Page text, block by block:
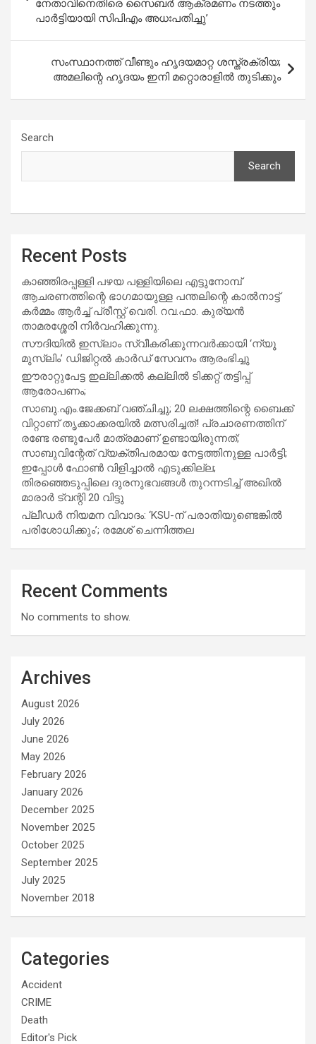
നേതാവിനെതിരെ സൈബർ ആക്രമണം നടത്തും
പാർട്ടിയായി സിപിഎം അധഃപതിച്ചു’
സംസ്ഥാനത്ത് വീണ്ടും ഹൃദയമാറ്റ ശസ്ത്രക്രിയ;
അമലിന്റെ ഹൃദയം ഇനി മറ്റൊരാളില്‍ തുടിക്കും
Search
Search
Recent Posts
കാഞ്ഞിരപ്പള്ളി പഴയ പള്ളിയിലെ എട്ടുനോമ്പ്
ആചരണത്തിന്റെ ഭാഗമായുള്ള പന്തലിന്റെ കാൽനാട്ട്
കർമ്മം ആർച്ച് പ്രീസ്റ്റ് വെരി. റവ.ഫാ. കുര്യൻ
താമരശ്ശേരി നിർവഹിക്കുന്നു.
സൗദിയില്‍ ഇസ്‌ലാം സ്വീകരിക്കുന്നവര്‍ക്കായി ‘ന്യൂ
മുസ്ലിം’ ഡിജിറ്റല്‍ കാര്‍ഡ് സേവനം ആരംഭിച്ചു
ഈരാറ്റുപേട്ട ഇല്ലിക്കൽ കല്ലിൽ ടിക്കറ്റ് തട്ടിപ്പ്
ആരോപണം;
സാബു.എം.ജേക്കബ് വഞ്ചിച്ചു; 20 ലക്ഷത്തിന്റെ ബൈക്ക്
വിറ്റാണ് തൃക്കാക്കരയില്‍ മത്സരിച്ചത്! പ്രചാരണത്തിന്
രണ്ടേ രണ്ടുപേര്‍ മാത്രമാണ് ഉണ്ടായിരുന്നത്;
സാബുവിന്റേത് വ്യക്തിപരമായ നേട്ടത്തിനുള്ള പാര്‍ട്ടി;
ഇപ്പോള്‍ ഫോണ്‍ വിളിച്ചാല്‍ എടുക്കില്ല;
തിരഞ്ഞെടുപ്പിലെ ദുരനുഭവങ്ങള്‍ തുറന്നടിച്ച് അഖില്‍
മാരാര്‍ ട്വന്റി 20 വിട്ടു
പ്ലീഡർ നിയമന വിവാദം: ‘KSU-ന് പരാതിയുണ്ടെങ്കിൽ
പരിശോധിക്കും’; രമേശ് ചെന്നിത്തല
Recent Comments
No comments to show.
Archives
August 2026
July 2026
June 2026
May 2026
February 2026
January 2026
December 2025
November 2025
October 2025
September 2025
July 2025
November 2018
Categories
Accident
CRIME
Death
Editor's Pick